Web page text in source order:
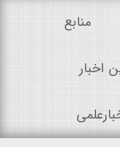
منابع
اخبار